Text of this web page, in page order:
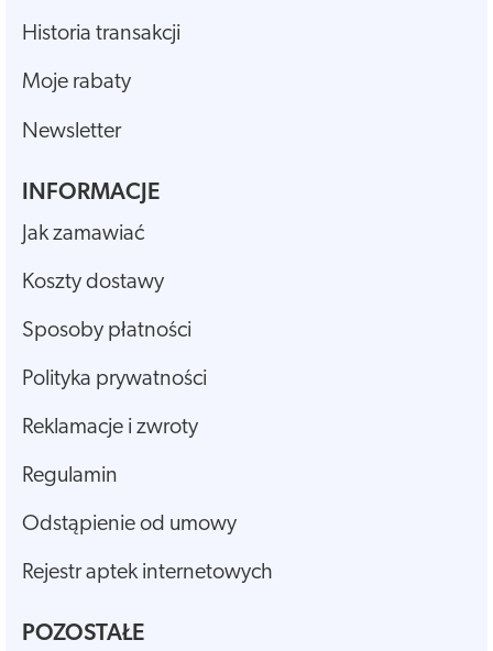
Historia transakcji
Moje rabaty
Newsletter
INFORMACJE
Jak zamawiać
Koszty dostawy
Sposoby płatności
Polityka prywatności
Reklamacje i zwroty
Regulamin
Odstąpienie od umowy
Rejestr aptek internetowych
POZOSTAŁE